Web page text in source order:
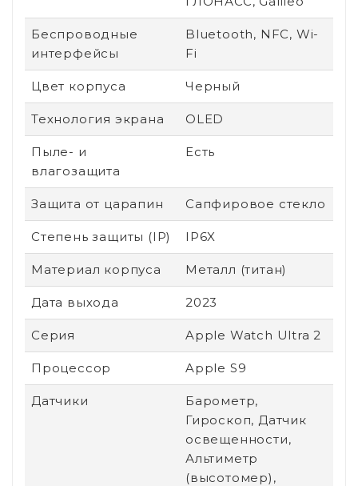
Беспроводные
интерфейсы
Bluetooth, NFC, Wi-
Fi
Цвет корпуса Черный
Технология экрана OLED
Пыле- и
влагозащита
Есть
Защита от царапин Сапфировое стекло
Степень защиты (IP) IP6X
Материал корпуса Металл (титан)
Дата выхода 2023
Серия Apple Watch Ultra 2
Процессор Apple S9
Датчики
Барометр,
Гироскоп, Датчик
освещенности,
Альтиметр
(высотомер),